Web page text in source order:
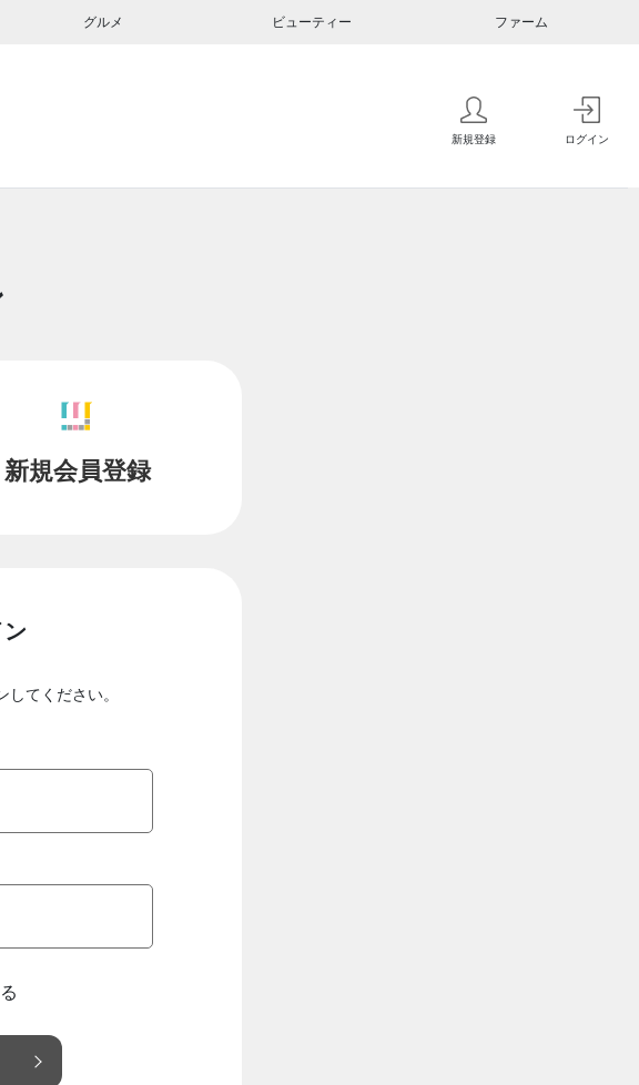
グルメ ビューティー ファーム
新規登録 ログイン
新規会員登録
てください。